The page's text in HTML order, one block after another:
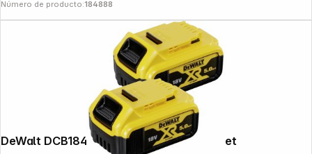
Número de producto:184888
DeWalt DCB184P2-XJ 18V 5Ah Battery Set